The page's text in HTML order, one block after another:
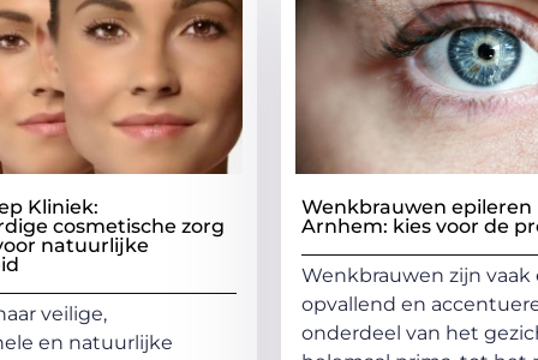
Kliniek:
cosmetische zorg
natuurlijke
veilige,
en natuurlijke
Wenkbrauwen epileren
Arnhem: kies voor de
Wenkbrauwen zijn vaak
opvallend en
onderdeel van het